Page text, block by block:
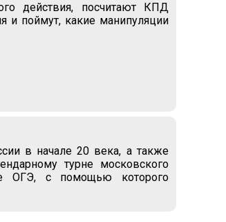
действия, посчитают КПД
и поймут, какие манипуляции
в начале 20 века, а также
турне московского
ОГЭ, с помощью которого